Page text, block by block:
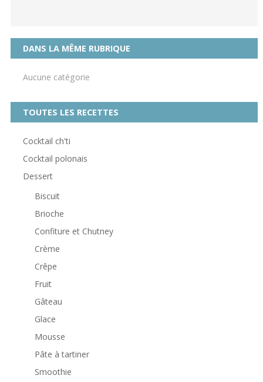
DANS LA MÊME RUBRIQUE
Aucune catégorie
TOUTES LES RECETTES
Cocktail ch'ti
Cocktail polonais
Dessert
Biscuit
Brioche
Confiture et Chutney
Crème
Crêpe
Fruit
Gâteau
Glace
Mousse
Pâte à tartiner
Smoothie